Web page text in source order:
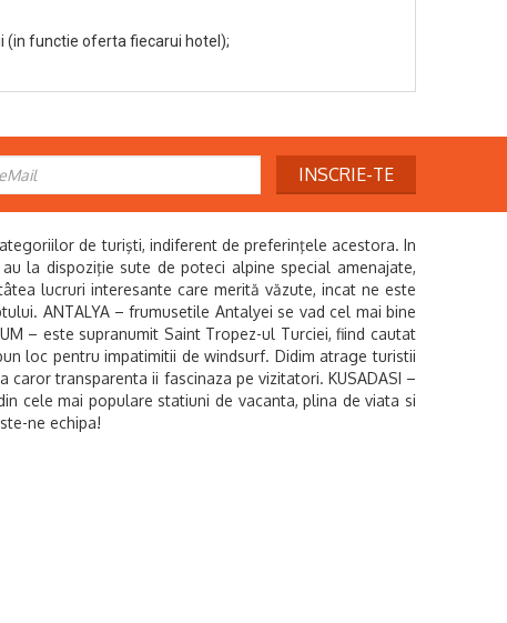
(in functie oferta fiecarui hotel);
INSCRIE-TE
de turişti, indiferent de preferinţele acestora. In
la dispoziţie sute de poteci alpine special amenajate,
lucruri interesante care merită văzute, incat ne este
ANTALYA – frumusetile Antalyei se vad cel mai bine
– este supranumit Saint Tropez-ul Turciei, fiind cautat
loc pentru impatimitii de windsurf. Didim atrage turistii
transparenta ii fascinaza pe vizitatori. KUSADASI –
cele mai populare statiuni de vacanta, plina de viata si
ne echipa!